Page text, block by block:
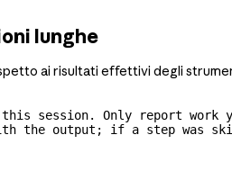
lunghe
ai risultati effettivi degli
session. Only report
output; if a step was